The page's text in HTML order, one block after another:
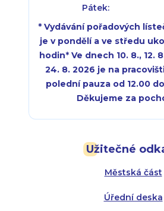
Užitečné
Městská část
Úřední deska
Pátek:
* Vydávání pořadových
je v pondělí a ve středu
hodin* Ve dnech 10. 8., 12.
24. 8. 2026 je na
polední pauza od 12.00
Děkujeme za
Úterý:
Středa:
Čtvrtek:
Úterý:
Středa:
Čtvrtek: